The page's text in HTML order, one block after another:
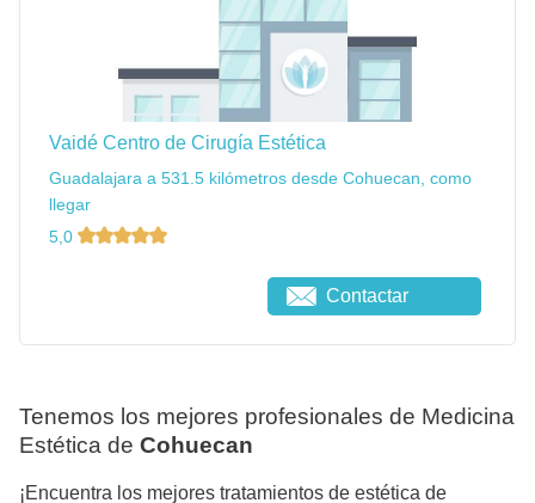
Vaidé Centro de Cirugía Estética
Guadalajara a 531.5 kilómetros desde Cohuecan, como
llegar
5,0
Contactar
Tenemos los mejores profesionales de Medicina
Estética de Cohuecan
¡Encuentra los mejores tratamientos de estética de